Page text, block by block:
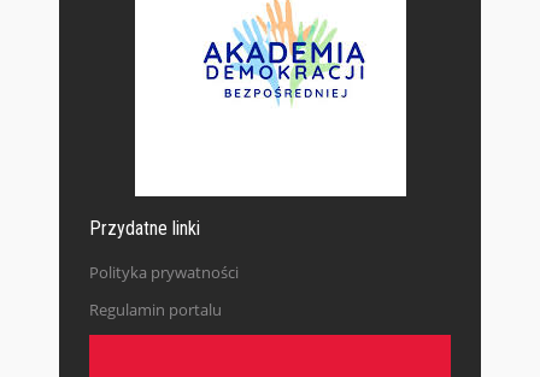
Przydatne linki
Polityka prywatności
Regulamin portalu